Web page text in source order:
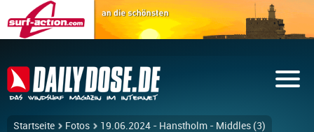
Startseite Fotos 19.06.2024 - Hanstholm - Middles (3)